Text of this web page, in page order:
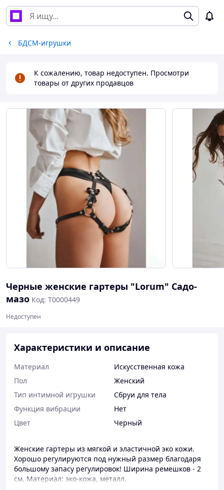
БДСМ-игрушки
К сожалению, товар недоступен. Просмотри
товары от других продавцов
Черные женские гартеры "Lorum" Садо-
мазо Код: Т0000449
Недоступен
Характеристики и описание
Материал
Искусственная кожа
Пол
Женский
Тип интимной игрушки
Сбруи для тела
Функция вибрации
Нет
Цвет
Черный
Женские гартеры из мягкой и эластичной эко кожи.
Хорошо регулируются под нужный размер благодаря
большому запасу регулировок! Ширина ремешков - 2
см. Материал: эко-кожа, металл.